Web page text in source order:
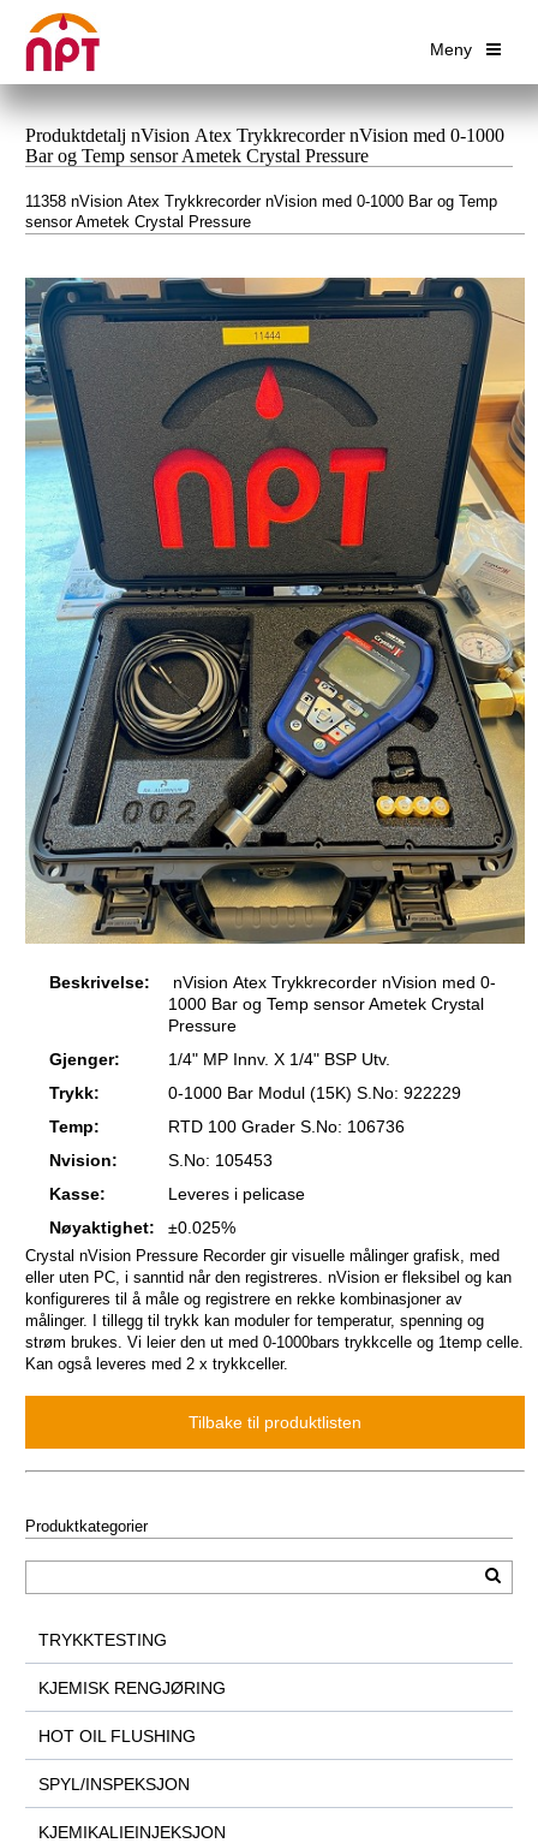
Meny
Produktdetalj nVision Atex Trykkrecorder nVision med 0-1000
Bar og Temp sensor Ametek Crystal Pressure
11358 nVision Atex Trykkrecorder nVision med 0-1000 Bar og Temp
sensor Ametek Crystal Pressure
Beskrivelse:
nVision Atex Trykkrecorder nVision med 0-
1000 Bar og Temp sensor Ametek Crystal
Pressure
Gjenger:
1/4" MP Innv. X 1/4" BSP Utv.
Trykk:
0-1000 Bar Modul (15K) S.No: 922229
Temp:
RTD 100 Grader S.No: 106736
Nvision:
S.No: 105453
Kasse:
Leveres i pelicase
Nøyaktighet:
±0.025%
Crystal nVision Pressure Recorder gir visuelle målinger grafisk, med
eller uten PC, i sanntid når den registreres. nVision er fleksibel og kan
konfigureres til å måle og registrere en rekke kombinasjoner av
målinger. I tillegg til trykk kan moduler for temperatur, spenning og
strøm brukes. Vi leier den ut med 0-1000bars trykkcelle og 1temp celle.
Kan også leveres med 2 x trykkceller.
Produktkategorier
TRYKKTESTING
KJEMISK RENGJØRING
HOT OIL FLUSHING
SPYL/INSPEKSJON
KJEMIKALIEINJEKSJON